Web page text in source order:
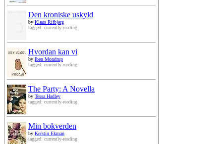
Den kroniske uskyld
by Klaus Rifbjerg
tagged: currently-reading
Hvordan kan vi
by Iben Mondrup
tagged: currently-reading
The Party: A Novella
by Tessa Hadley
tagged: currently-reading
Min bokverden
by Kerstin Ekman
tagged: currently-reading